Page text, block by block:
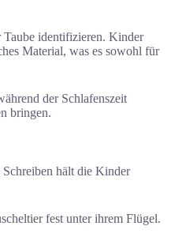
Taube identifizieren. Kinder
Material, was es sowohl für
der Schlafenszeit
bringen.
hält die Kinder
fest unter ihrem Flügel.